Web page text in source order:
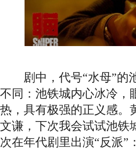
剧中，代号“水母”的池
不同：池铁城内心冰冷，
热，具有极强的正义感。
文谦，下次我会试试池铁
次在年代剧里出演“反派”